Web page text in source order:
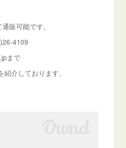
販可能です。
4109
まで
介しております。